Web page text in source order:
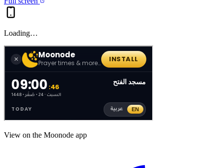
Loading…
View on the Moonode app